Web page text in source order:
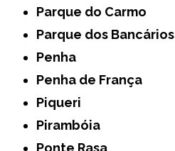
Parque do Carmo
Parque dos Bancários
Penha
Penha de França
Piqueri
Pirambóia
Ponte Rasa